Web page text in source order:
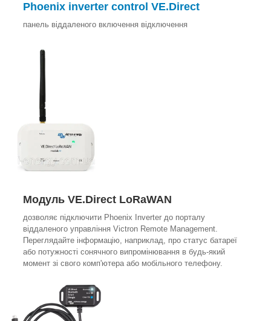
Phoenix inverter control VE.Direct
панель віддаленого включення відключення
Модуль VE.Direct LoRaWAN
дозволяє підключити Phoenix Inverter до порталу
віддаленого управління Victron Remote Management.
Переглядайте інформацію, наприклад, про статус батареї
або потужності сонячного випромінювання в будь-який
момент зі свого комп'ютера або мобільного телефону.